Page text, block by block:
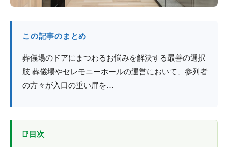
関西エリア
この記事のまとめ
葬儀場のドアにまつわるお悩みを解決する最善の選択
肢 葬儀場やセレモニーホールの運営において、参列者
の方々が入口の重い扉を…
目次